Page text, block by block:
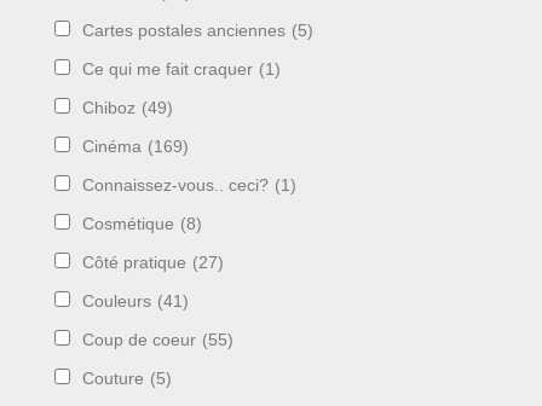
Cartes postales anciennes (5)
Ce qui me fait craquer (1)
Chiboz (49)
Cinéma (169)
Connaissez-vous.. ceci? (1)
Cosmétique (8)
Côté pratique (27)
Couleurs (41)
Coup de coeur (55)
Couture (5)